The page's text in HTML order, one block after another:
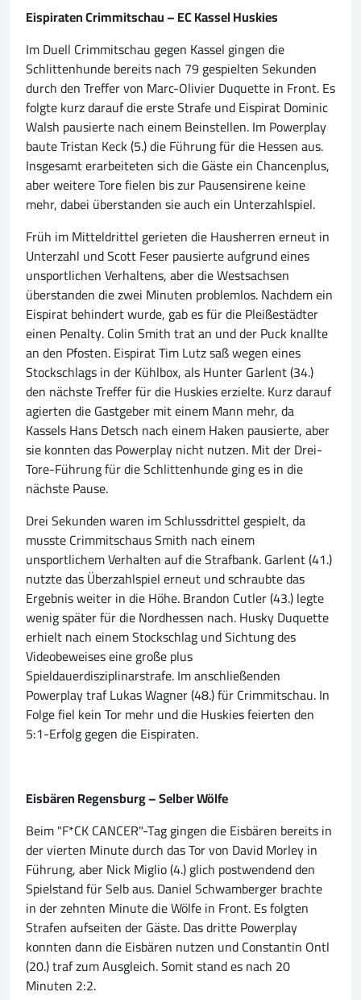
Eispiraten Crimmitschau – EC Kassel Huskies
Im Duell Crimmitschau gegen Kassel gingen die
Schlittenhunde bereits nach 79 gespielten Sekunden
durch den Treffer von Marc-Olivier Duquette in Front. Es
folgte kurz darauf die erste Strafe und Eispirat Dominic
Walsh pausierte nach einem Beinstellen. Im Powerplay
baute Tristan Keck (5.) die Führung für die Hessen aus.
Insgesamt erarbeiteten sich die Gäste ein Chancenplus,
aber weitere Tore fielen bis zur Pausensirene keine
mehr, dabei überstanden sie auch ein Unterzahlspiel.
Früh im Mitteldrittel gerieten die Hausherren erneut in
Unterzahl und Scott Feser pausierte aufgrund eines
unsportlichen Verhaltens, aber die Westsachsen
überstanden die zwei Minuten problemlos. Nachdem ein
Eispirat behindert wurde, gab es für die Pleißestädter
einen Penalty. Colin Smith trat an und der Puck knallte
an den Pfosten. Eispirat Tim Lutz saß wegen eines
Stockschlags in der Kühlbox, als Hunter Garlent (34.)
den nächste Treffer für die Huskies erzielte. Kurz darauf
agierten die Gastgeber mit einem Mann mehr, da
Kassels Hans Detsch nach einem Haken pausierte, aber
sie konnten das Powerplay nicht nutzen. Mit der Drei-
Tore-Führung für die Schlittenhunde ging es in die
nächste Pause.
Drei Sekunden waren im Schlussdrittel gespielt, da
musste Crimmitschaus Smith nach einem
unsportlichem Verhalten auf die Strafbank. Garlent (41.)
nutzte das Überzahlspiel erneut und schraubte das
Ergebnis weiter in die Höhe. Brandon Cutler (43.) legte
wenig später für die Nordhessen nach. Husky Duquette
erhielt nach einem Stockschlag und Sichtung des
Videobeweises eine große plus
Spieldauerdisziplinarstrafe. Im anschließenden
Powerplay traf Lukas Wagner (48.) für Crimmitschau. In
Folge fiel kein Tor mehr und die Huskies feierten den
5:1-Erfolg gegen die Eispiraten.
Eisbären Regensburg – Selber Wölfe
Beim "F*CK CANCER"-Tag gingen die Eisbären bereits in
der vierten Minute durch das Tor von David Morley in
Führung, aber Nick Miglio (4.) glich postwendend den
Spielstand für Selb aus. Daniel Schwamberger brachte
in der zehnten Minute die Wölfe in Front. Es folgten
Strafen aufseiten der Gäste. Das dritte Powerplay
konnten dann die Eisbären nutzen und Constantin Ontl
(20.) traf zum Ausgleich. Somit stand es nach 20
Minuten 2:2.